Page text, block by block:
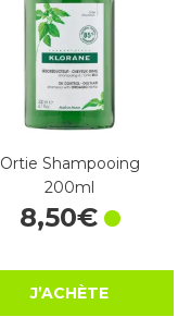
Ortie Shampooing
200ml
8,50€
J’ACHÈTE